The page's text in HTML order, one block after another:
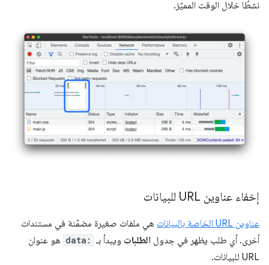
نشطًا خلال الوقت المميّز.
إخفاء عناوين URL للبيانات
عناوين URL الخاصة بالبيانات
هي ملفات صغيرة مضمّنة في مستندات
أخرى. أي طلب يظهر في جدول الطلبات ويبدأ بـ data: هو عنوان
URL للبيانات.